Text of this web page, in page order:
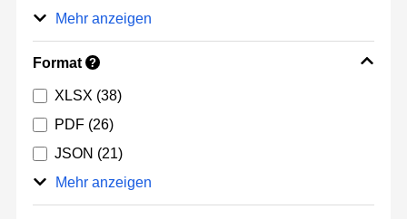
Mehr anzeigen
Format ?
XLSX (38)
PDF (26)
JSON (21)
Mehr anzeigen